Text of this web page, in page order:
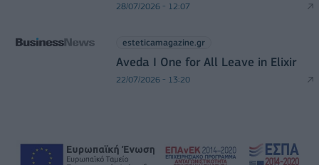
28/07/2026 - 12:07
esteticamagazine.gr
Aveda I One for All Leave in Elixir
22/07/2026 - 13:20